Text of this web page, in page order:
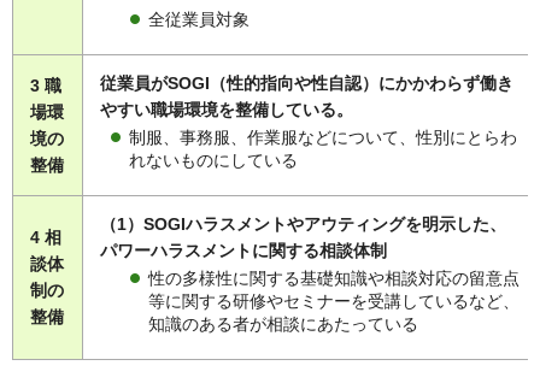
全従業員対象
3 職
場環
境の
整備
従業員がSOGI（性的指向や性自認）にかかわらず働き
やすい職場環境を整備している。
制服、事務服、作業服などについて、性別にとらわ
れないものにしている
4 相
談体
制の
整備
（1）SOGIハラスメントやアウティングを明示した、
パワーハラスメントに関する相談体制
性の多様性に関する基礎知識や相談対応の留意点
等に関する研修やセミナーを受講しているなど、
知識のある者が相談にあたっている